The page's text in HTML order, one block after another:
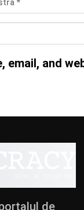
email, and
de